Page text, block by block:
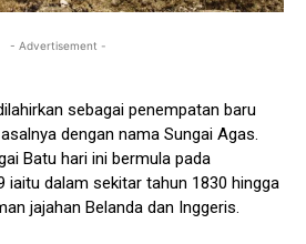
- Advertisement -
sebagai penempatan baru
dengan nama Sungai Agas.
Batu hari ini bermula pada
iaitu dalam sekitar tahun 1830 hingga
jajahan Belanda dan Inggeris.